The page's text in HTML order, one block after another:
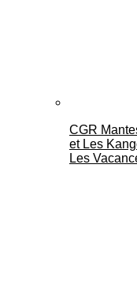
CGR
et Les
Les